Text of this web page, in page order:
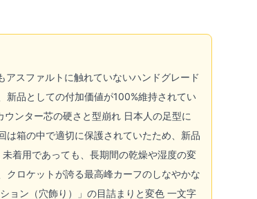
スファルトに触れていないハンドグレード
新品としての付加価値が100%維持されてい
ンター芯の硬さと型崩れ 日本人の足型に
箱の中で適切に保護されていたため、新品
着用であっても、長期間の乾燥や湿度の変
ロケットが誇る最高峰カーフのしなやかな
ョン（穴飾り）」の目詰まりと変色 一文字